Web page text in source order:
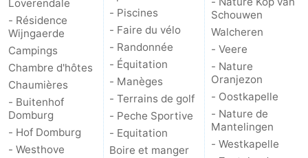
Loverendale
- Résidence
Wijngaerde
Campings
Chambre d'hôtes
Chaumières
- Buitenhof
Domburg
- Hof Domburg
- Westhove
- Piscines
- Faire du vélo
- Randonnée
- Équitation
- Manèges
- Terrains de golf
- Peche Sportive
- Equitation
Boire et manger
Schouwen
Walcheren
- Veere
- Nature
Oranjezon
- Oostkapelle
- Nature de
Mantelingen
- Westkapelle